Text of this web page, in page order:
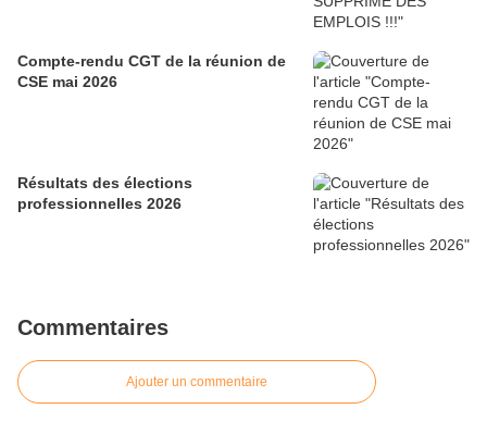
Compte-rendu CGT de la réunion de
CSE mai 2026
Résultats des élections
professionnelles 2026
Commentaires
Ajouter un commentaire